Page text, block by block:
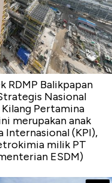
RDMP Balikpapan
Nasional
Pertamina
merupakan anak
Internasional (KPI),
milik PT
ESDM)